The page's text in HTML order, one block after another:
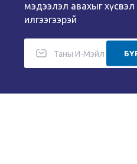
мэдээлэл авахыг
илгээгээрэй